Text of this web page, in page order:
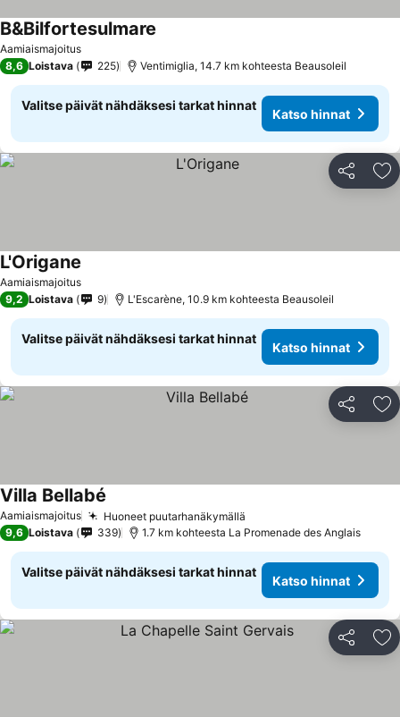
Aamiaismajoitus
B&Bilfortesulmare
8,6 Loistava 225 Ventimiglia, 14.7 km kohteesta Beausoleil
Valitse päivät nähdäksesi tarkat hinnat
Katso hinnat
Jaa
Aamiaismajoitus
L'Origane
9,2 Loistava 9 L'Escarène, 10.9 km kohteesta Beausoleil
Valitse päivät nähdäksesi tarkat hinnat
Katso hinnat
Jaa
Aamiaismajoitus Huoneet puutarhanäkymällä
Villa Bellabé
9,6 Loistava 339 1.7 km kohteesta La Promenade des Anglais
Valitse päivät nähdäksesi tarkat hinnat
Katso hinnat
Jaa